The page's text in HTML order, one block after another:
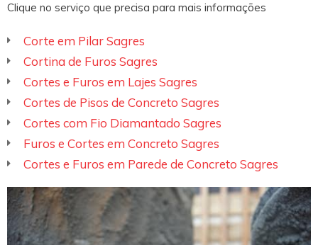
Clique no serviço que precisa para mais informações
Corte em Pilar Sagres
Cortina de Furos Sagres
Cortes e Furos em Lajes Sagres
Cortes de Pisos de Concreto Sagres
Cortes com Fio Diamantado Sagres
Furos e Cortes em Concreto Sagres
Cortes e Furos em Parede de Concreto Sagres